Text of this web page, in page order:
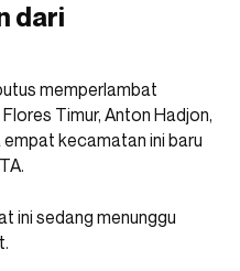
dari
memperlambat
Timur, Anton Hadjon,
kecamatan ini baru
ini sedang menunggu